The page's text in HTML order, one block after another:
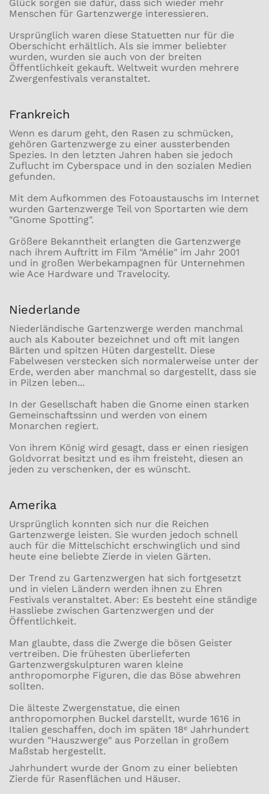
Glück sorgen sie dafür, dass sich wieder mehr
Menschen für Gartenzwerge interessieren.
Ursprünglich waren diese Statuetten nur für die
Oberschicht erhältlich. Als sie immer beliebter
wurden, wurden sie auch von der breiten
Öffentlichkeit gekauft. Weltweit wurden mehrere
Zwergenfestivals veranstaltet.
Frankreich
Wenn es darum geht, den Rasen zu schmücken,
gehören Gartenzwerge zu einer aussterbenden
Spezies. In den letzten Jahren haben sie jedoch
Zuflucht im Cyberspace und in den sozialen Medien
gefunden.
Mit dem Aufkommen des Fotoaustauschs im Internet
wurden Gartenzwerge Teil von Sportarten wie dem
"Gnome Spotting".
Größere Bekanntheit erlangten die Gartenzwerge
nach ihrem Auftritt im Film "Amélie" im Jahr 2001
und in großen Werbekampagnen für Unternehmen
wie Ace Hardware und Travelocity.
Niederlande
Niederländische Gartenzwerge werden manchmal
auch als Kabouter bezeichnet und oft mit langen
Bärten und spitzen Hüten dargestellt. Diese
Fabelwesen verstecken sich normalerweise unter der
Erde, werden aber manchmal so dargestellt, dass sie
in Pilzen leben...
In der Gesellschaft haben die Gnome einen starken
Gemeinschaftssinn und werden von einem
Monarchen regiert.
Von ihrem König wird gesagt, dass er einen riesigen
Goldvorrat besitzt und es ihm freisteht, diesen an
jeden zu verschenken, der es wünscht.
Amerika
Ursprünglich konnten sich nur die Reichen
Gartenzwerge leisten. Sie wurden jedoch schnell
auch für die Mittelschicht erschwinglich und sind
heute eine beliebte Zierde in vielen Gärten.
Der Trend zu Gartenzwergen hat sich fortgesetzt
und in vielen Ländern werden ihnen zu Ehren
Festivals veranstaltet. Aber: Es besteht eine ständige
Hassliebe zwischen Gartenzwergen und der
Öffentlichkeit.
Man glaubte, dass die Zwerge die bösen Geister
vertreiben. Die frühesten überlieferten
Gartenzwergskulpturen waren kleine
anthropomorphe Figuren, die das Böse abwehren
sollten.
Die älteste Zwergenstatue, die einen
anthropomorphen Buckel darstellt, wurde 1616 in
Italien geschaffen, doch im späten 18ᵉ Jahrhundert
wurden "Hauszwerge" aus Porzellan in großem
Maßstab hergestellt.
Jahrhundert wurde der Gnom zu einer beliebten
Zierde für Rasenflächen und Häuser.